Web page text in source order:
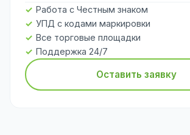
Работа с Честным знаком
УПД с кодами маркировки
Все торговые площадки
Поддержка 24/7
Оставить заявку